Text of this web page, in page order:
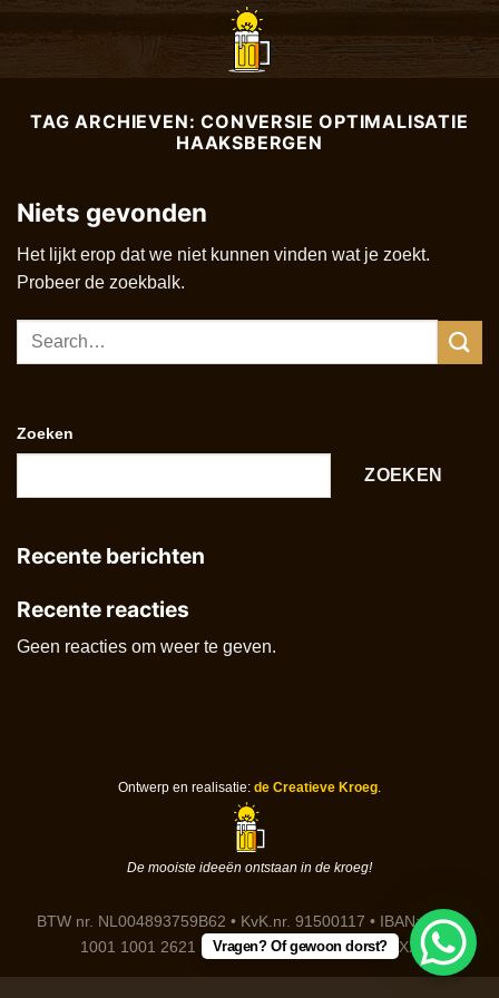
TAG ARCHIEVEN:CONVERSIE OPTIMALISATIE
HAAKSBERGEN
Niets gevonden
Het lijkt erop dat we niet kunnen vinden wat je zoekt.
Probeer de zoekbalk.
Zoeken
ZOEKEN
Recente berichten
Recente reacties
Geen reacties om weer te geven.
Ontwerp en realisatie: de Creatieve Kroeg.
De mooiste ideeën ontstaan in de kroeg!
BTW nr. NL004893759B62 • KvK.nr. 91500117 • IBAN: DE91
1001 1001 2621 3646 85 • BIC: NTSBDEB1XXX
Vragen? Of gewoon dorst?